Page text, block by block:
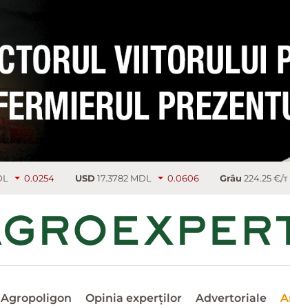
USD17.3782 MDL 0.0606 Grâu224.25 €/т 3.75
Agropoligon Opinia experților Advertoriale